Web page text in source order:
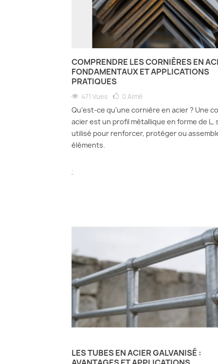
COMPRENDRE LES CORNIÈRES EN
FONDAMENTAUX ET APPLICATIONS
PRATIQUES
471 Vues 0 Aimé
Qu’est-ce qu’une cornière en acier ? Une
acier est un profil métallique en forme de L,
utilisé pour renforcer, protéger ou
éléments.
.
LES TUBES EN ACIER GALVANISÉ :